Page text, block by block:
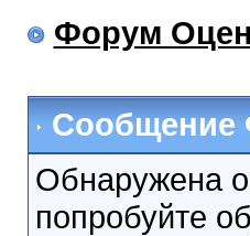
Форум
Сообщение
Обнаружена
попробуйте